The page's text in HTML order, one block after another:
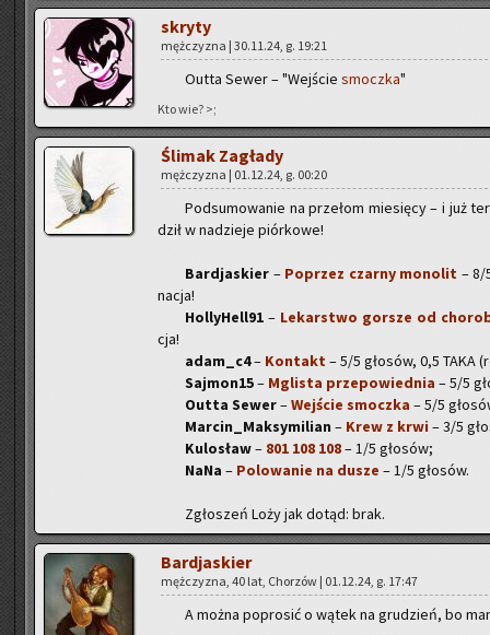
skry­ty
męż­czy­zna | 30.11.24, g. 19:21
Outta Sewer – "Wej­ście smocz­ka"
Kto wie? >;
Śli­mak Za­gła­dy
męż­czy­zna | 01.12.24, g. 00:20
Pod­su­mo­wa­nie na prze­łom mie­się­cy – i już
dził w na­dzie­je piór­ko­we!
Bar­dja­skier – Po­przez czar­ny mo­no­lit – 8/
na­cja!
Hol­ly­Hel­l91 – Le­kar­stwo gor­sze od
cja!
adam_c4– Kon­takt– 5/5 gło­sów, 0,5 TAKA
Saj­mo­n15– Mgli­sta prze­po­wied­nia – 5/5
Outta Sewer–Wej­ście smocz­ka – 5/5
Mar­cin_Mak­sy­mi­lian – Krew z krwi– 3/5
Ku­lo­sław– 801 108 108– 1/5 gło­sów;
NaNa – Po­lo­wa­nie na dusze – 1/5 gło­sów.
Zgło­szeń Loży jak dotąd: brak.
Bar­dja­skier
męż­czy­zna, 40 lat, Cho­rzów | 01.12.24, g. 17:47
A można po­pro­sić o wątek na gru­dzień, bo